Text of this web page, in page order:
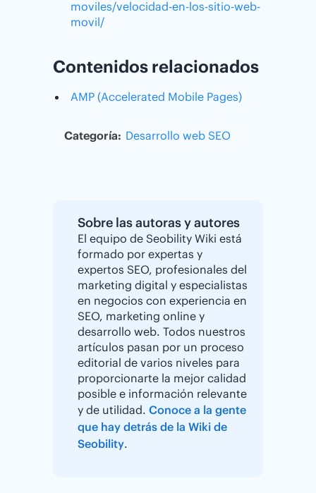
moviles/velocidad-en-los-sitio-web-
movil/
Contenidos relacionados
AMP (Accelerated Mobile Pages)
Categoría: Desarrollo web SEO
Sobre las autoras y autores
El equipo de Seobility Wiki está
formado por expertas y
expertos SEO, profesionales del
marketing digital y especialistas
en negocios con experiencia en
SEO, marketing online y
desarrollo web. Todos nuestros
artículos pasan por un proceso
editorial de varios niveles para
proporcionarte la mejor calidad
posible e información relevante
y de utilidad. Conoce a la gente
que hay detrás de la Wiki de
Seobility.